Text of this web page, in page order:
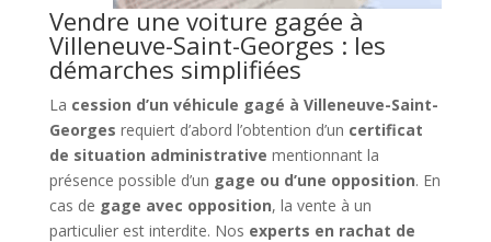
Vendre une voiture gagée à
Villeneuve-Saint-Georges : les
démarches simplifiées
La cession d’un véhicule gagé à Villeneuve-Saint-
Georges requiert d’abord l’obtention d’un certificat
de situation administrative mentionnant la
présence possible d’un gage ou d’une opposition. En
cas de gage avec opposition, la vente à un
particulier est interdite. Nos experts en rachat de